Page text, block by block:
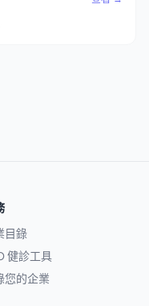
目錄
健診工具
您的企業